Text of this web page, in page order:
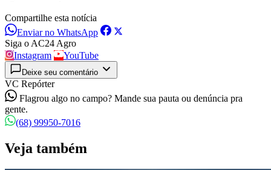
Compartilhe esta notícia
Enviar no WhatsApp
Siga o AC24 Agro
Instagram
YouTube
Deixe seu comentário
VC Repórter
Flagrou algo no campo? Mande sua pauta ou denúncia pra
gente.
(68) 99950-7016
Veja também